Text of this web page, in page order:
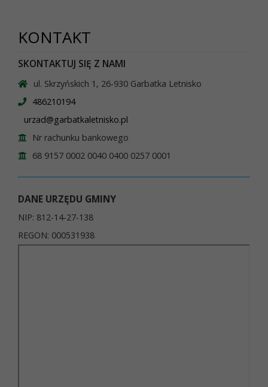
KONTAKT
SKONTAKTUJ SIĘ Z NAMI
ul. Skrzyńskich 1, 26-930 Garbatka Letnisko
486210194
urzad@garbatkaletnisko.pl
Nr rachunku bankowego
68 9157 0002 0040 0400 0257 0001
DANE URZĘDU GMINY
NIP: 812-14-27-138
REGON: 000531938